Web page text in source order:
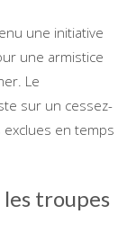
une initiative
une armistice
Le
sur un cessez-
en temps
troupes